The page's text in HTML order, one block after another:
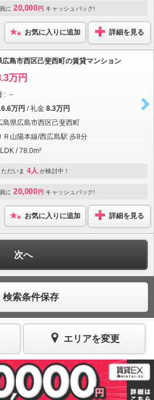
に 20,000 円 キャッシュバック!
お気に入りに追加 詳細を見る
広島市西区己斐西町の賃貸マンション
万円
: －
万円 / 礼金 8.3万円
島県広島市西区己斐西町
Ｒ山陽本線/西広島駅 歩8分
/ 78.0m²
ただいま 4人 が検討中！
に 20,000 円 キャッシュバック!
お気に入りに追加 詳細を見る
次へ
検索条件保存
エリアを変更